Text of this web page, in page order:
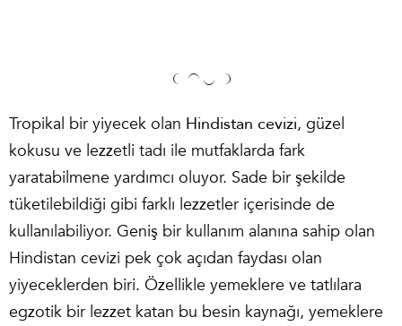
Tropikal bir yiyecek olan Hindistan cevizi, güzel
kokusu ve lezzetli tadı ile mutfaklarda fark
yaratabilmene yardımcı oluyor. Sade bir şekilde
tüketilebildiği gibi farklı lezzetler içerisinde de
kullanılabiliyor. Geniş bir kullanım alanına sahip olan
Hindistan cevizi pek çok açıdan faydası olan
yiyeceklerden biri. Özellikle yemeklere ve tatlılara
egzotik bir lezzet katan bu besin kaynağı, yemeklere